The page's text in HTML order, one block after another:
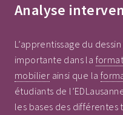
Analyse
L’apprentissage du
importante dans la
mobilier ainsi que la
étudiants de
les bases des différentes